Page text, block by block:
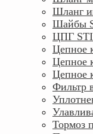
Шланг
Шайбы
ЦПГ
Цепное
Цепное
Цепное
Фильтр
Тормоз